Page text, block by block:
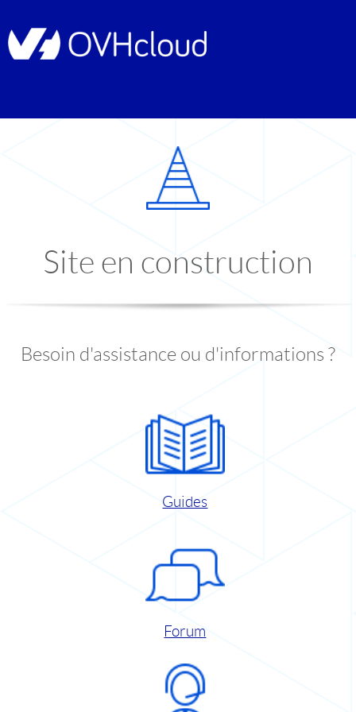
Site en construction
Besoin d'assistance ou d'informations ?
Guides
Forum